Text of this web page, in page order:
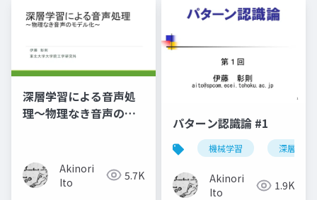
深層学習による音声処
理～物理なき音声のモ
Akinori
Ito
5.7K
パターン認識論 #1
機械学習 深層学習
Akinori
Ito
1.9K